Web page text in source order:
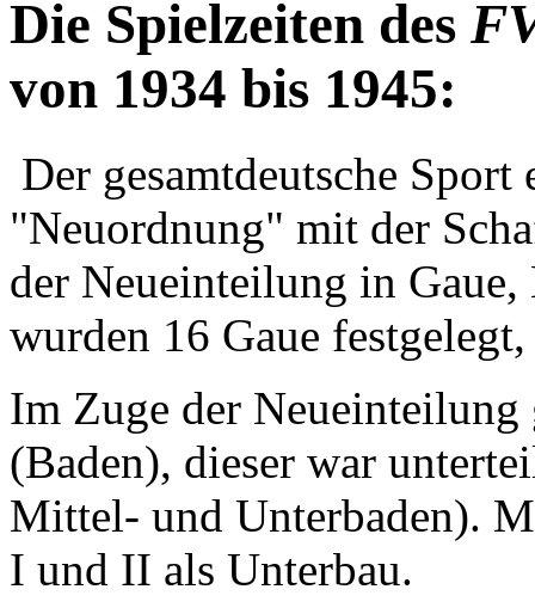
Die Spielzeiten des
von 1934 bis 1945:
Der gesamtdeutsche
"Neuordnung" mit der
der Neueinteilung in
wurden 16 Gaue
Im Zuge der
(Baden), dieser war
Mittel- und Unterbaden).
I und II als Unterbau.